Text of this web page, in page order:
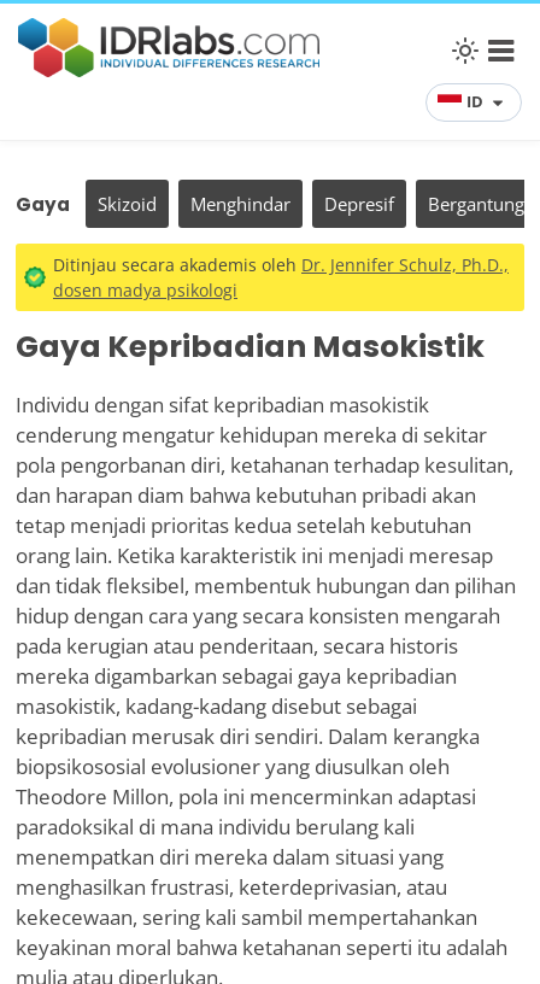
ID
Gaya Skizoid Menghindar Depresif Bergantung
Ditinjau secara akademis oleh Dr. Jennifer Schulz, Ph.D.,
dosen madya psikologi
Gaya Kepribadian Masokistik
Individu dengan sifat kepribadian masokistik
cenderung mengatur kehidupan mereka di sekitar
pola pengorbanan diri, ketahanan terhadap kesulitan,
dan harapan diam bahwa kebutuhan pribadi akan
tetap menjadi prioritas kedua setelah kebutuhan
orang lain. Ketika karakteristik ini menjadi meresap
dan tidak fleksibel, membentuk hubungan dan pilihan
hidup dengan cara yang secara konsisten mengarah
pada kerugian atau penderitaan, secara historis
mereka digambarkan sebagai gaya kepribadian
masokistik, kadang-kadang disebut sebagai
kepribadian merusak diri sendiri. Dalam kerangka
biopsikososial evolusioner yang diusulkan oleh
Theodore Millon, pola ini mencerminkan adaptasi
paradoksikal di mana individu berulang kali
menempatkan diri mereka dalam situasi yang
menghasilkan frustrasi, keterdeprivasian, atau
kekecewaan, sering kali sambil mempertahankan
keyakinan moral bahwa ketahanan seperti itu adalah
mulia atau diperlukan.